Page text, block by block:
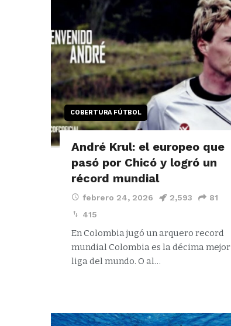
COBERTURA FÚTBOL
André Krul: el europeo que
pasó por Chicó y logró un
récord mundial
febrero 24, 2026 2,593
81
415
En Colombia jugó un arquero record
mundial Colombia es la décima mejor
liga del mundo. O al…